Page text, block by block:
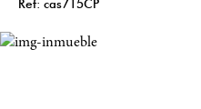
Ref: cas715CP